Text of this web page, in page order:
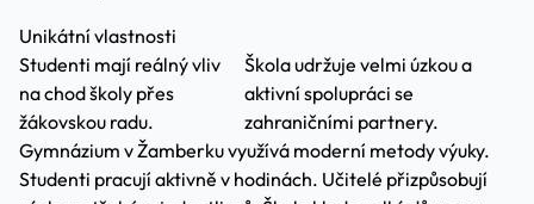
Unikátní vlastnosti
Studenti mají reálný vliv
na chod školy přes
žákovskou radu.
Škola udržuje velmi úzkou a
aktivní spolupráci se
zahraničními partnery.
Gymnázium v Žamberku využívá moderní metody výuky.
Studenti pracují aktivně v hodinách. Učitelé přizpůsobují